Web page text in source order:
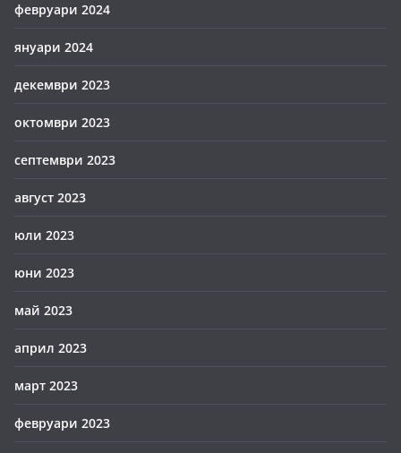
февруари 2024
януари 2024
декември 2023
октомври 2023
септември 2023
август 2023
юли 2023
юни 2023
май 2023
април 2023
март 2023
февруари 2023